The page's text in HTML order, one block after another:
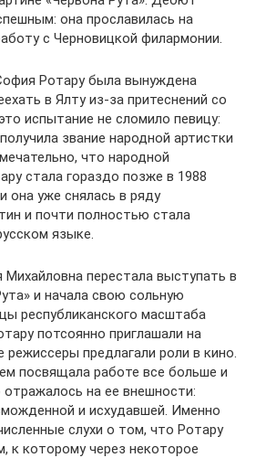
она прославилась на
с Черновицкой филармонии.
Ротару была вынуждена
в Ялту из-за притеснений со
испытание не сломило певицу:
звание народной артистки
что народной
стала гораздо позже в 1988
она уже снялась в ряду
и почти полностью стала
языке.
перестала выступать в
и начала свою сольную
республиканского масштаба
потсоянно приглашали на
предлагали роли в кино.
посвящала работе все больше и
на ее внешности:
и исхудавшей. Именно
слухи о том, что Ротару
к которому через некоторое